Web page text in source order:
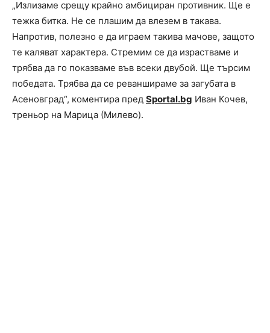
„Излизаме срещу крайно амбициран противник. Ще е
тежка битка. Не се плашим да влезем в такава.
Напротив, полезно е да играем такива мачове, защото
те каляват характера. Стремим се да израстваме и
трябва да го показваме във всеки двубой. Ще търсим
победата. Трябва да се реваншираме за загубата в
Асеновград“, коментира пред Sportal.bg Иван Кочев,
треньор на Марица (Милево).